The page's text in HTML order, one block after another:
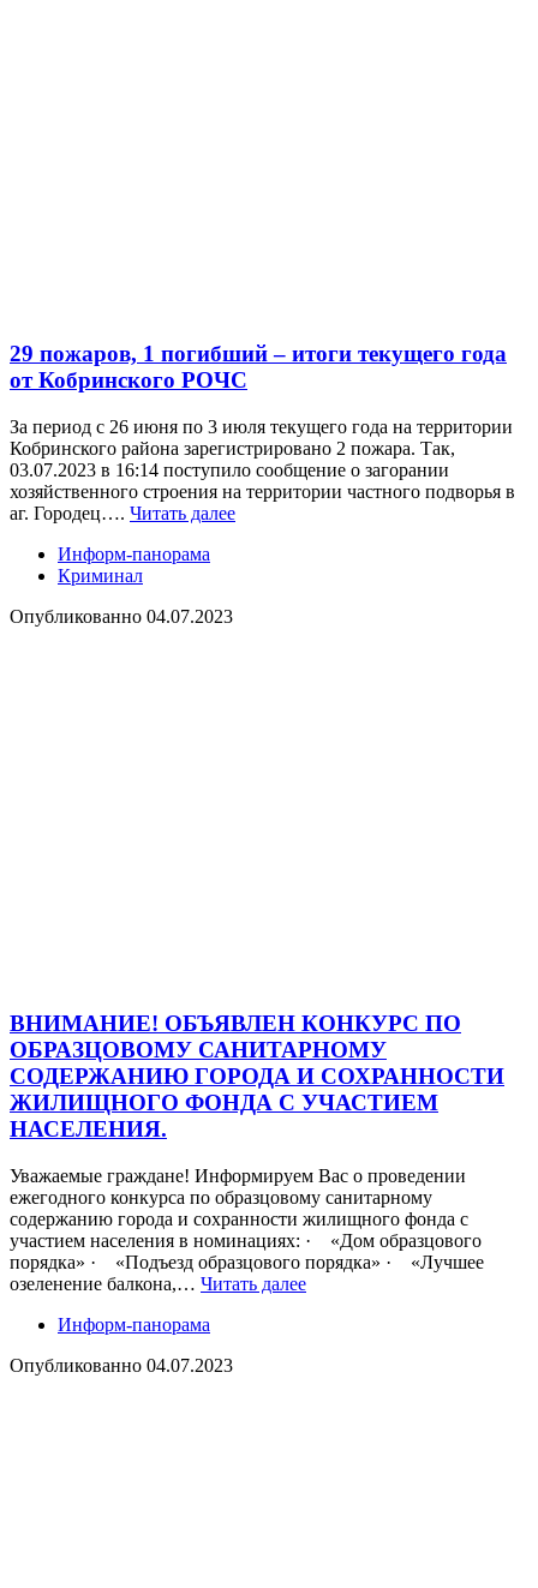
29 пожаров, 1 погибший – итоги текущего года
от Кобринского РОЧС
За период с 26 июня по 3 июля текущего года на территории
Кобринского района зарегистрировано 2 пожара. Так,
03.07.2023 в 16:14 поступило сообщение о загорании
хозяйственного строения на территории частного подворья в
аг. Городец…. Читать далее
Информ-панорама
Криминал
Опубликованно 04.07.2023
ВНИМАНИЕ! ОБЪЯВЛЕН КОНКУРС ПО
ОБРАЗЦОВОМУ САНИТАРНОМУ
СОДЕРЖАНИЮ ГОРОДА И СОХРАННОСТИ
ЖИЛИЩНОГО ФОНДА С УЧАСТИЕМ
НАСЕЛЕНИЯ.
Уважаемые граждане! Информируем Вас о проведении
ежегодного конкурса по образцовому санитарному
содержанию города и сохранности жилищного фонда с
участием населения в номинациях: · «Дом образцового
порядка» · «Подъезд образцового порядка» · «Лучшее
озеленение балкона,… Читать далее
Информ-панорама
Опубликованно 04.07.2023